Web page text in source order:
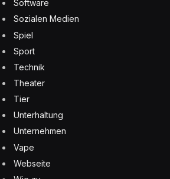
Software
Sozialen Medien
Spiel
Sport
Technik
Theater
Tier
Unterhaltung
Unternehmen
Vape
Webseite